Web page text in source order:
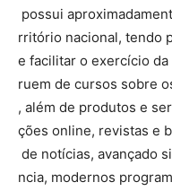
possui
rritório nacional, tendo
e facilitar o exercício
ruem de cursos sobre
, além de produtos e
ções online, revistas e
de notícias, avançado
ncia, modernos